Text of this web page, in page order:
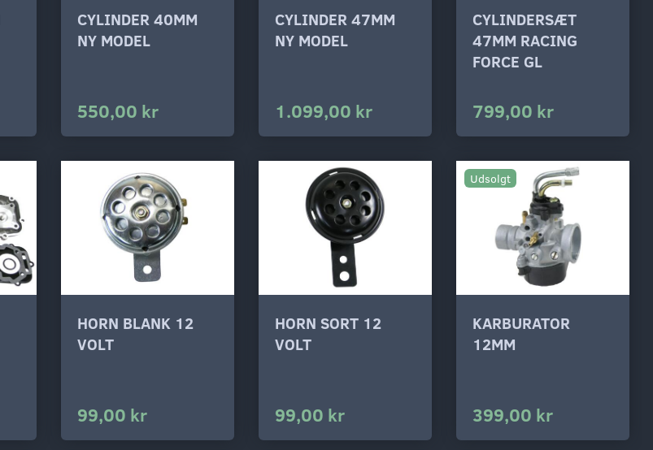
CYLINDER 40MM
NY MODEL
550,00 kr
CYLINDER 47MM
NY MODEL
1.099,00 kr
CYLINDERSÆT
47MM RACING
FORCE GL
799,00 kr
HORN BLANK 12
VOLT
99,00 kr
HORN SORT 12
VOLT
99,00 kr
Udsolgt
KARBURATOR
12MM
399,00 kr